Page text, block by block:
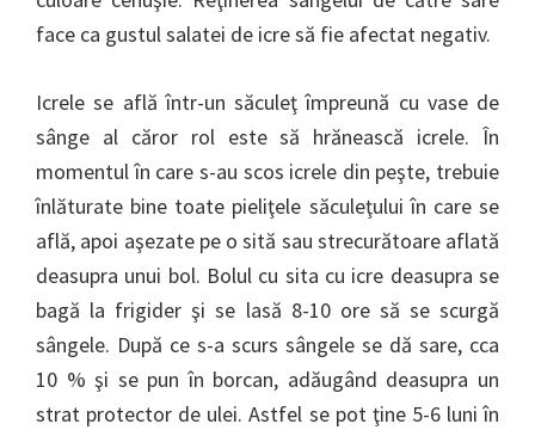
face ca gustul salatei de icre să fie afectat negativ.
Icrele se află într-un săculeţ împreună cu vase de
sânge al căror rol este să hrănească icrele. În
momentul în care s-au scos icrele din peşte, trebuie
înlăturate bine toate pieliţele săculeţului în care se
află, apoi aşezate pe o sită sau strecurătoare aflată
deasupra unui bol. Bolul cu sita cu icre deasupra se
bagă la frigider şi se lasă 8-10 ore să se scurgă
sângele. După ce s-a scurs sângele se dă sare, cca
10 % şi se pun în borcan, adăugând deasupra un
strat protector de ulei. Astfel se pot ţine 5-6 luni în